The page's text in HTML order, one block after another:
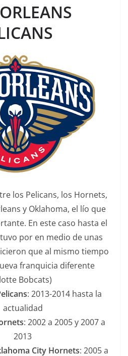
los Pelicans, los Hornets,
y Oklahoma, el lío que
En este caso hasta el
por en medio de unas
que al mismo tiempo
franquicia diferente
Bobcats)
: 2013-2014 hasta la
actualidad
: 2002 a 2005 y 2007 a
2013
City Hornets: 2005 a